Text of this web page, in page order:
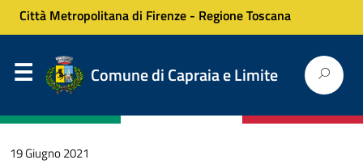
Città Metropolitana di Firenze - Regione Toscana
Comune di Capraia e Limite
19 Giugno 2021